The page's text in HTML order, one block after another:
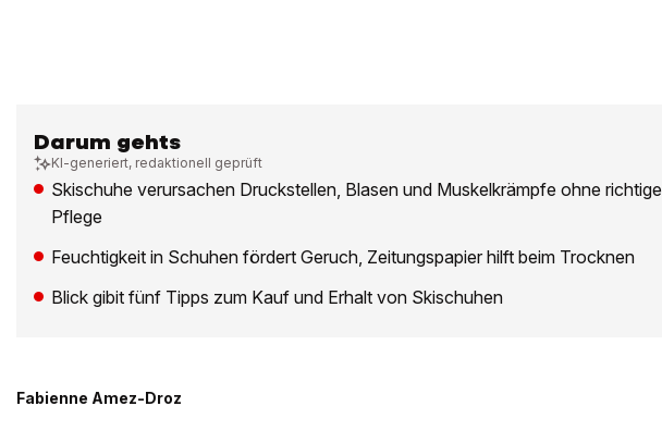
Darum gehts
KI-generiert, redaktionell geprüft
Skischuhe verursachen Druckstellen, Blasen und Muskelkrämpfe ohne richtige
Pflege
Feuchtigkeit in Schuhen fördert Geruch, Zeitungspapier hilft beim Trocknen
Blick gibit fünf Tipps zum Kauf und Erhalt von Skischuhen
Fabienne Amez-Droz